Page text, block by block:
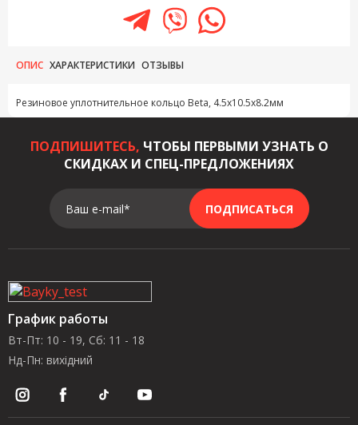
ОПИС ХАРАКТЕРИСТИКИ ОТЗЫВЫ
Резиновое уплотнительное кольцо Beta, 4.5x10.5x8.2мм
ПОДПИШИТЕСЬ, ЧТОБЫ ПЕРВЫМИ УЗНАТЬ О
СКИДКАХ И СПЕЦ-ПРЕДЛОЖЕНИЯХ
Ваш e-mail* ПОДПИСАТЬСЯ
График работы
Вт-Пт: 10 - 19, Сб: 11 - 18
Нд-Пн: вихідний